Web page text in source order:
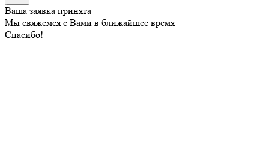
Ваша заявка принята
Мы свяжемся с Вами в ближайшее время
Спасибо!